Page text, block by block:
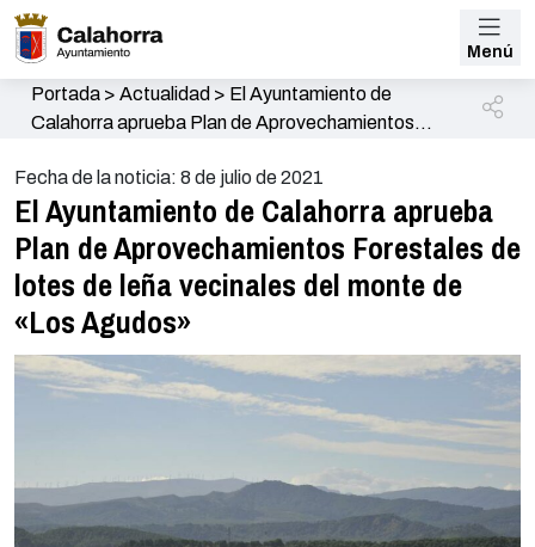
Menú
Portada> Actualidad > El Ayuntamiento de
Calahorra aprueba Plan de Aprovechamientos
«Los Agudos»
Fecha de la noticia: 8 de julio de 2021
El Ayuntamiento de Calahorra aprueba
Plan de Aprovechamientos Forestales de
lotes de leña vecinales del monte de
«Los Agudos»